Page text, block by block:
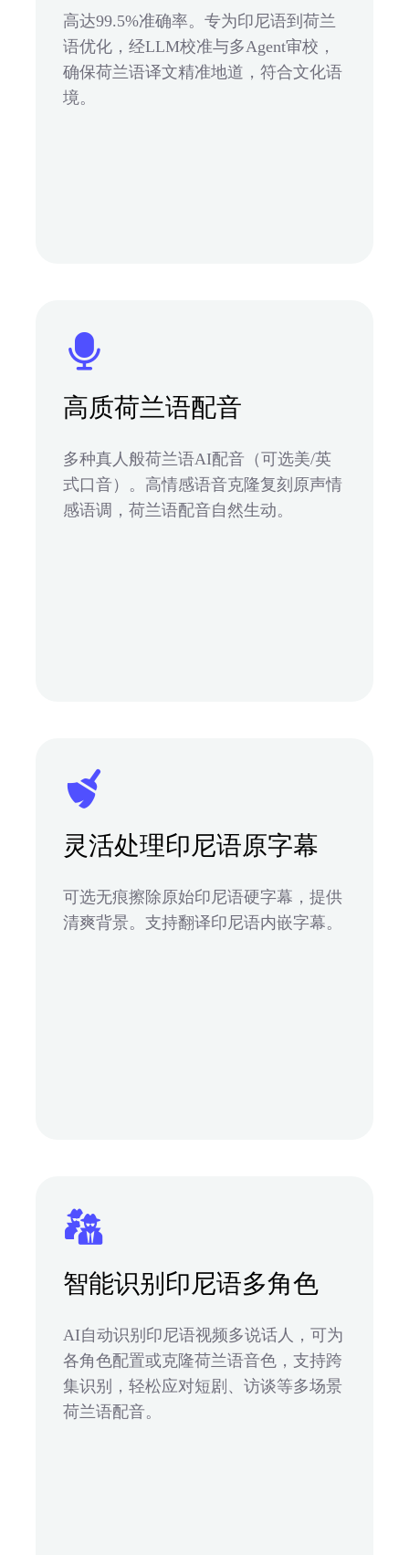
高达99.5%准确率。专为印尼语到荷兰
语优化，经LLM校准与多Agent审校，
确保荷兰语译文精准地道，符合文化语
境。
高质荷兰语配音
多种真人般荷兰语AI配音（可选美/英
式口音）。高情感语音克隆复刻原声情
感语调，荷兰语配音自然生动。
灵活处理印尼语原字幕
可选无痕擦除原始印尼语硬字幕，提供
清爽背景。支持翻译印尼语内嵌字幕。
智能识别印尼语多角色
AI自动识别印尼语视频多说话人，可为
各角色配置或克隆荷兰语音色，支持跨
集识别，轻松应对短剧、访谈等多场景
荷兰语配音。